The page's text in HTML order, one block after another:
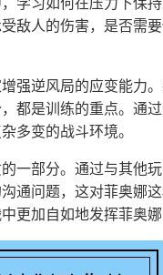
敌人的伤害，是否需
强逆风局的应变能力
都是训练的重点。通
多变的战斗环境。
一部分。通过与其他
通问题，这对菲奥娜
更加自如地发挥菲奥娜